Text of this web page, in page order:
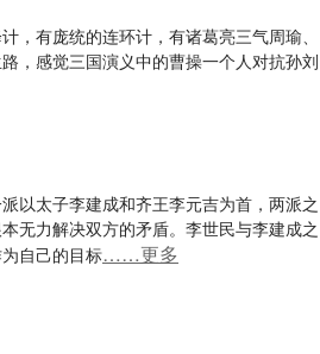
，有庞统的连环计，有诸葛亮三气周瑜、
，感觉三国演义中的曹操一个人对抗孙刘
以太子李建成和齐王李元吉为首，两派之
无力解决双方的矛盾。李世民与李建成之
自己的目标……更多